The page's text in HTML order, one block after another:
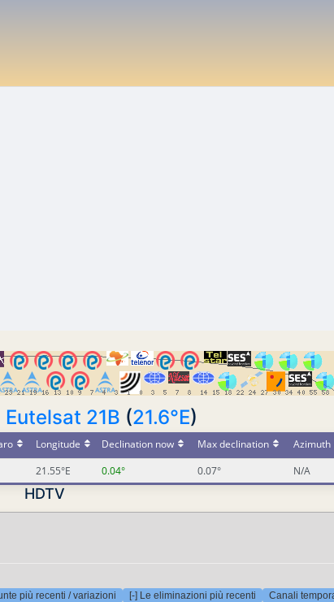
Eutelsat 21B (21.6°E)
Longitude Declination now Max declination Azimuth
21.55°E 0.04° 0.07° N/A
HDTV
più recenti / variazioni [-] Le eliminazioni più recenti Canali